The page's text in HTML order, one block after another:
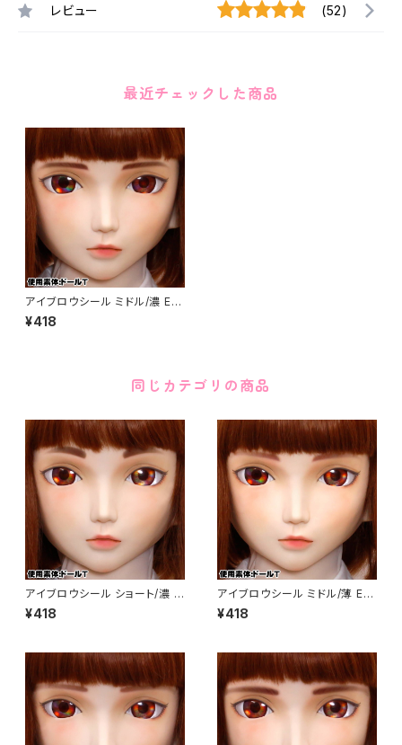
レビュー (52)
最近チェックした商品
アイブロウシール ミドル/濃 Ey
ebrows Sticker Medium /
Dark color
¥418
同じカテゴリの商品
アイブロウシール ショート/濃 E
yebrows Sticker Short/ Dar
k color
¥418
アイブロウシール ミドル/薄 Ey
ebrows Sticker Medium / L
ight color
¥418